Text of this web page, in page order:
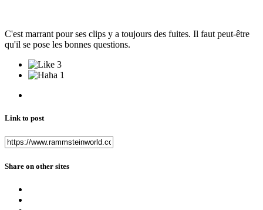
C'est marrant pour ses clips y a toujours des fuites. Il faut peut-être
qu'il se pose les bonnes questions.
3
1
Link to post
Share on other sites